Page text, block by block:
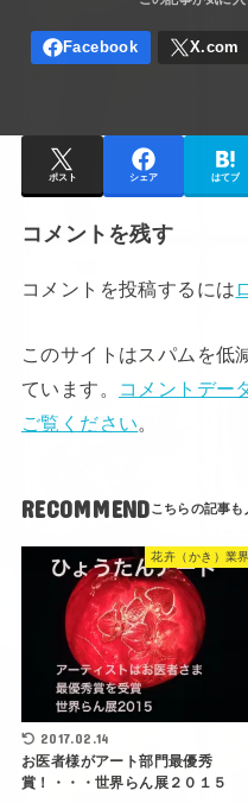
ポスト シェア はてブ
コメントを残す
コメントを投稿するには
このサイトはスパムを低
ています。
コメントデー
ご覧ください。
RECOMMEND
花卉（かき）業界
2017.02.14
お医者様がアート部門最優秀
賞！・・・世界らん展２０１５